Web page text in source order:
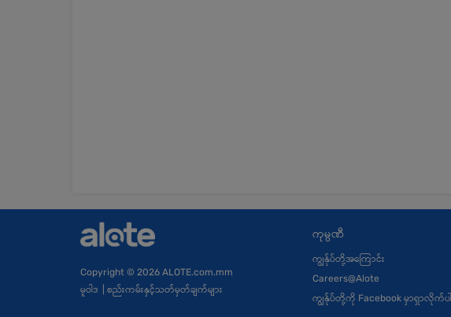
Copyright © 2026 ALOTE.com.mm
မူဝါဒ
စည်းကမ်းနှင့်သတ်မှတ်ချက်များ
ကုမ္ပဏီ
ကျွန်ုပ်တို့အကြောင်း
Careers@Alote
ကျွန်ုပ်တို့ကို Facebook မှာရှာလိုက်ပါ